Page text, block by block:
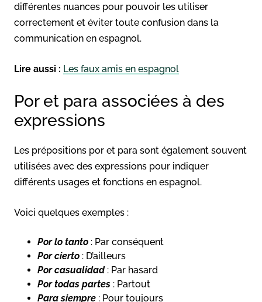
différentes nuances pour pouvoir les utiliser
correctement et éviter toute confusion dans la
communication en espagnol.
Lire aussi : Les faux amis en espagnol
Por et para associées à des
expressions
Les prépositions por et para sont également souvent
utilisées avec des expressions pour indiquer
différents usages et fonctions en espagnol.
Voici quelques exemples :
Por lo tanto : Par conséquent
Por cierto : D’ailleurs
Por casualidad : Par hasard
Por todas partes : Partout
Para siempre : Pour toujours